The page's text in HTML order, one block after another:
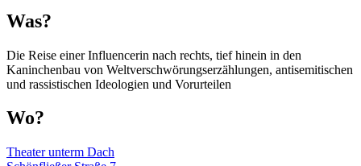
Was?
Die Reise einer Influencerin nach rechts, tief hinein in den
Kaninchenbau von Weltverschwörungserzählungen, antisemitischen
und rassistischen Ideologien und Vorurteilen
Wo?
Theater unterm Dach